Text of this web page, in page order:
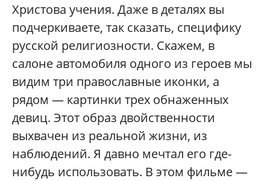
Христова учения. Даже в деталях вы
подчеркиваете, так сказать, специфику
русской религиозности. Скажем, в
салоне автомобиля одного из героев мы
видим три православные иконки, а
рядом — картинки трех обнаженных
девиц. Этот образ двойственности
выхвачен из реальной жизни, из
наблюдений. Я давно мечтал его где-
нибудь использовать. В этом фильме —